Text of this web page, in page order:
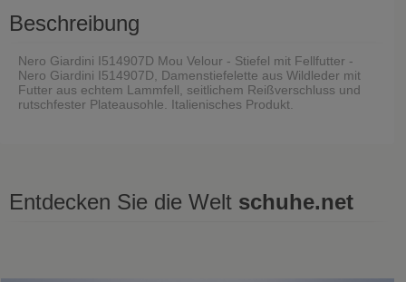
Beschreibung
Nero Giardini I514907D Mou Velour - Stiefel mit Fellfutter -
Nero Giardini I514907D, Damenstiefelette aus Wildleder mit
Futter aus echtem Lammfell, seitlichem Reißverschluss und
rutschfester Plateausohle. Italienisches Produkt.
Entdecken Sie die Welt schuhe.net